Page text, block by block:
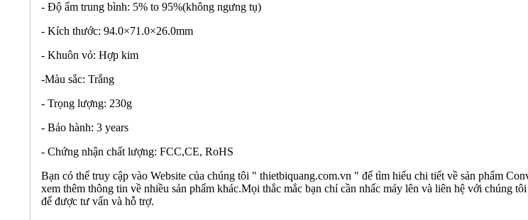
- Độ ẩm trung bình: 5% to 95%(không ngưng tụ)
- Kích thước: 94.0×71.0×26.0mm
- Khuôn vỏ: Hợp kim
-Màu sắc: Trắng
- Trọng lượng: 230g
- Bảo hành: 3 years
- Chứng nhận chất lượng: FCC,CE, RoHS
Bạn có thể truy cập vào Website của chúng tôi " thietbiquang.com.vn " để tìm hiểu chi tiết về sản phẩm
xem thêm thông tin về nhiều sản phẩm khác.Mọi thắc mắc bạn chỉ cần nhấc máy lên và liên hệ với chúng
để được tư vấn và hỗ trợ.